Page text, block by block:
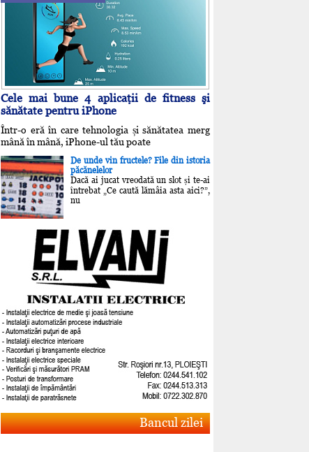
Cele mai bune 4 aplicaţii de fitness şi
sănătate pentru iPhone
Într-o eră în care tehnologia și sănătatea merg
mână în mână, iPhone-ul tău poate
De unde vin fructele? File din istoria
păcănelelor
Dacă ai jucat vreodată un slot și te-ai
întrebat „Ce caută lămâia asta aici?”,
nu
Bancul zilei